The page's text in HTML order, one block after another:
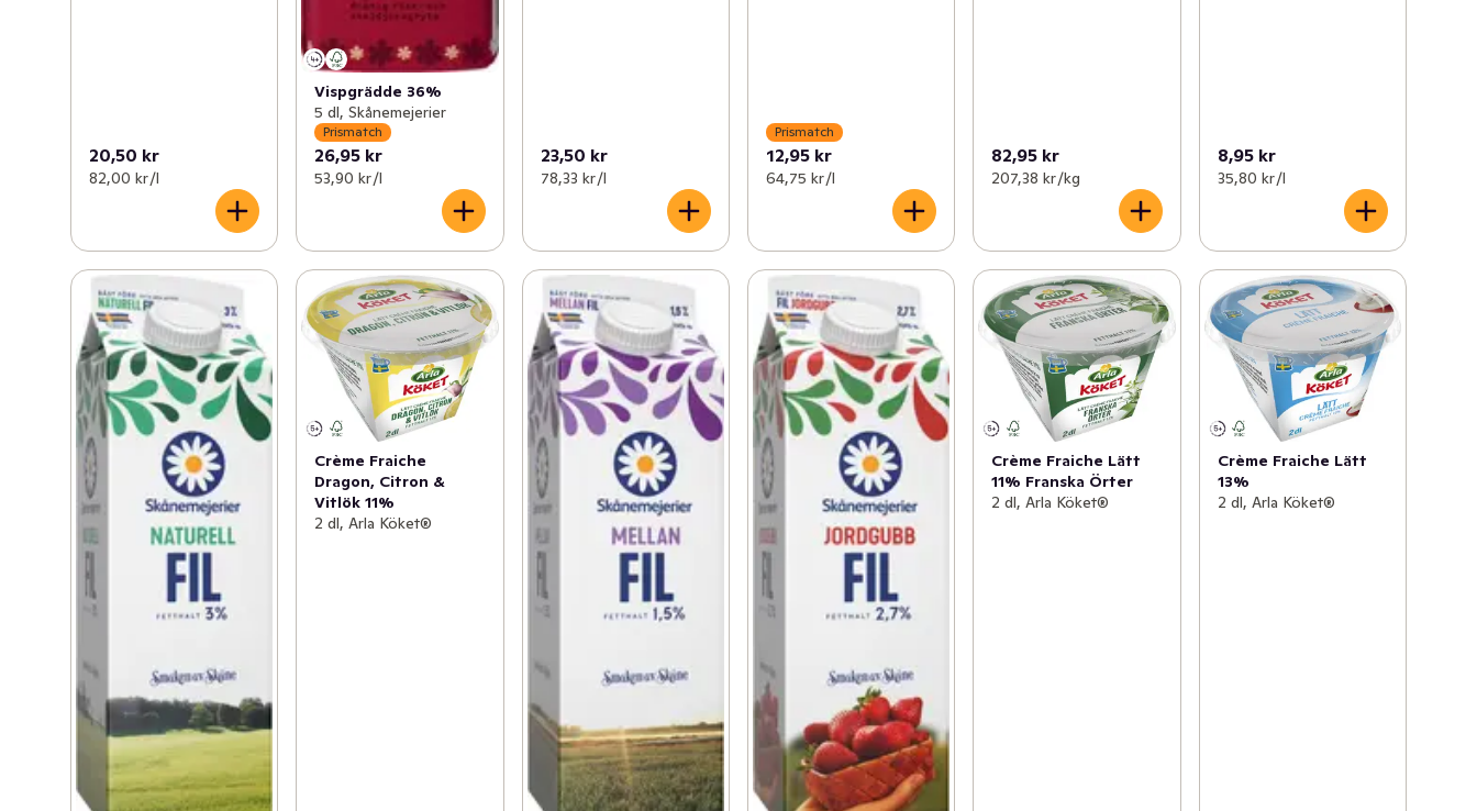
20,50 kr
82,00 kr /l
Vispgrädde 36%
5 dl, Skånemejerier
Prismatch
26,95 kr
53,90 kr /l
23,50 kr
78,33 kr /l
Prismatch
12,95 kr
64,75 kr /l
82,95 kr
207,38 kr /kg
8,95 kr
35,80 kr /l
Crème Fraiche
Dragon, Citron &
Vitlök 11%
2 dl, Arla Köket®
Crème Fraiche Lätt
11% Franska Örter
2 dl, Arla Köket®
Crème Fraiche Lätt
13%
2 dl, Arla Köket®